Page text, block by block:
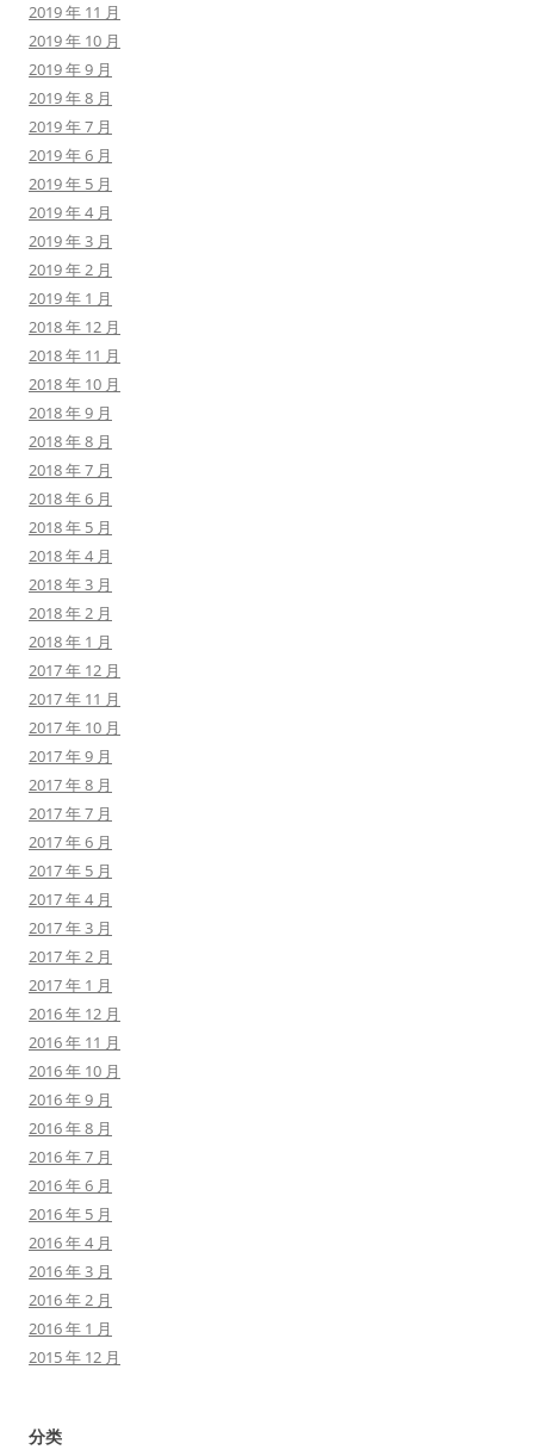
2019 年 11 月
2019 年 10 月
2019 年 9 月
2019 年 8 月
2019 年 7 月
2019 年 6 月
2019 年 5 月
2019 年 4 月
2019 年 3 月
2019 年 2 月
2019 年 1 月
2018 年 12 月
2018 年 11 月
2018 年 10 月
2018 年 9 月
2018 年 8 月
2018 年 7 月
2018 年 6 月
2018 年 5 月
2018 年 4 月
2018 年 3 月
2018 年 2 月
2018 年 1 月
2017 年 12 月
2017 年 11 月
2017 年 10 月
2017 年 9 月
2017 年 8 月
2017 年 7 月
2017 年 6 月
2017 年 5 月
2017 年 4 月
2017 年 3 月
2017 年 2 月
2017 年 1 月
2016 年 12 月
2016 年 11 月
2016 年 10 月
2016 年 9 月
2016 年 8 月
2016 年 7 月
2016 年 6 月
2016 年 5 月
2016 年 4 月
2016 年 3 月
2016 年 2 月
2016 年 1 月
2015 年 12 月
分类